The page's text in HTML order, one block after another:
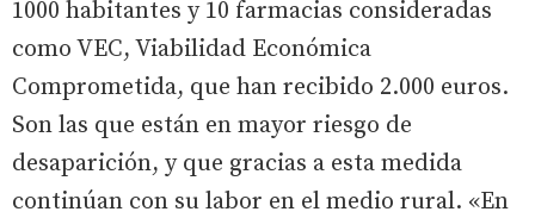
1000 habitantes y 10 farmacias consideradas
como VEC, Viabilidad Económica
Comprometida, que han recibido 2.000 euros.
Son las que están en mayor riesgo de
desaparición, y que gracias a esta medida
continúan con su labor en el medio rural. «En